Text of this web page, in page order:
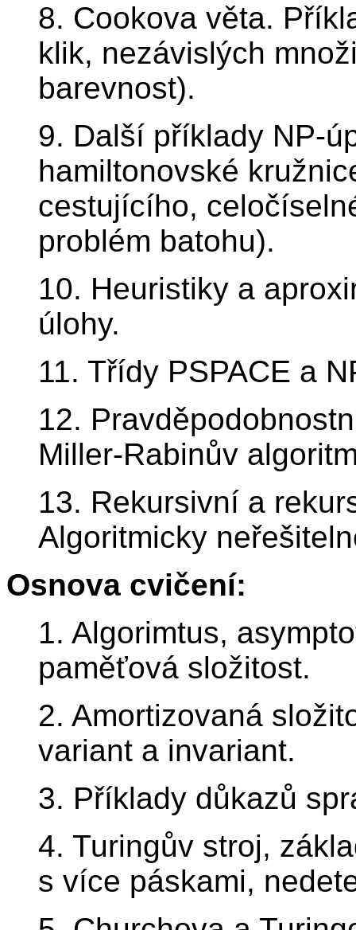
8. Cookova věta.
klik, nezávislých
barevnost).
9. Další příklady NP-
hamiltonovské
cestujícího,
problém batohu).
10. Heuristiky a
úlohy.
11. Třídy PSPACE a
12.
Miller-Rabinův
13. Rekursivní a
Algoritmicky
Osnova cvičení:
1. Algorimtus,
paměťová složitost.
2. Amortizovaná
variant a invariant.
3. Příklady důkazů
4. Turingův stroj,
s více páskami,